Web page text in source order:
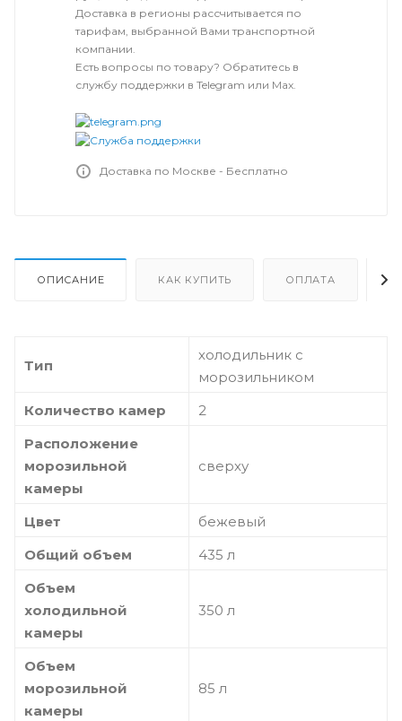
Доставка в регионы рассчитывается по
тарифам, выбранной Вами транспортной
компании.
Есть вопросы по товару? Обратитесь в
службу поддержки в Telegram или Max.
Доставка по Москве - Бесплатно
ОПИСАНИЕ КАК КУПИТЬ ОПЛАТА
Тип
холодильник с
морозильником
Количество камер
2
Расположение
морозильной
камеры
сверху
Цвет
бежевый
Общий объем
435 л
Объем
холодильной
камеры
350 л
Объем
морозильной
камеры
85 л